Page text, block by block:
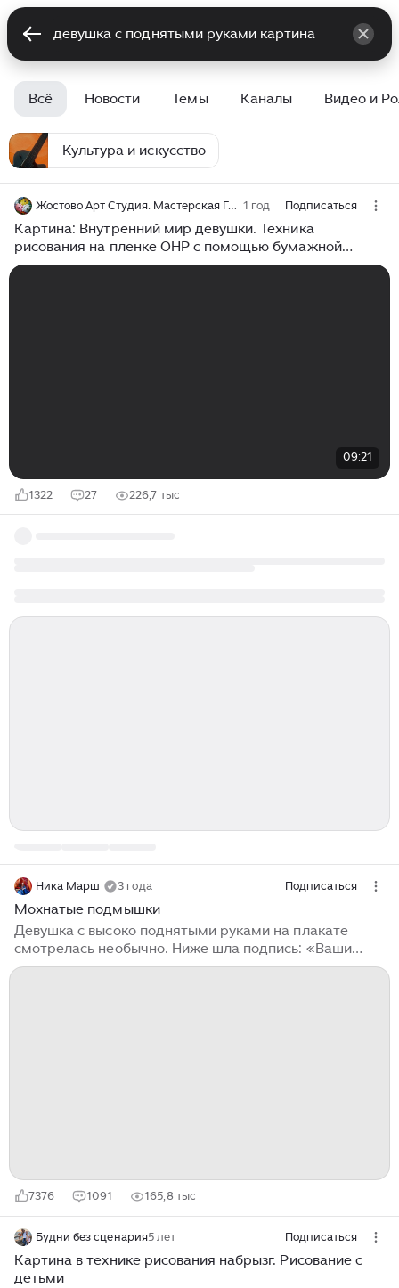
Всё Новости Темы Каналы Видео и
Культура и искусство
Жостово Арт Студия. Мастерская Гончаровых 1 год Подписаться
Картина: Внутренний мир девушки. Техника
рисования на пленке OHP с помощью бумажной
малярной ленты
09:21
1322 27 226,7 тыс
Ника Марш 3 года Подписаться
Мохнатые подмышки
Девушка с высоко поднятыми руками на плакате
смотрелась необычно. Ниже шла подпись: «Ваши
руки должны быть такими же гладкими, как лицо». В
7376 1091 165,8 тыс
Будни без сценария5 лет Подписаться
Картина в технике рисования набрызг. Рисование с
детьми